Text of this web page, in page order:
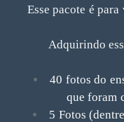
Esse pacote é
Adquirindo
40 fotos do
que foram
5 Fotos